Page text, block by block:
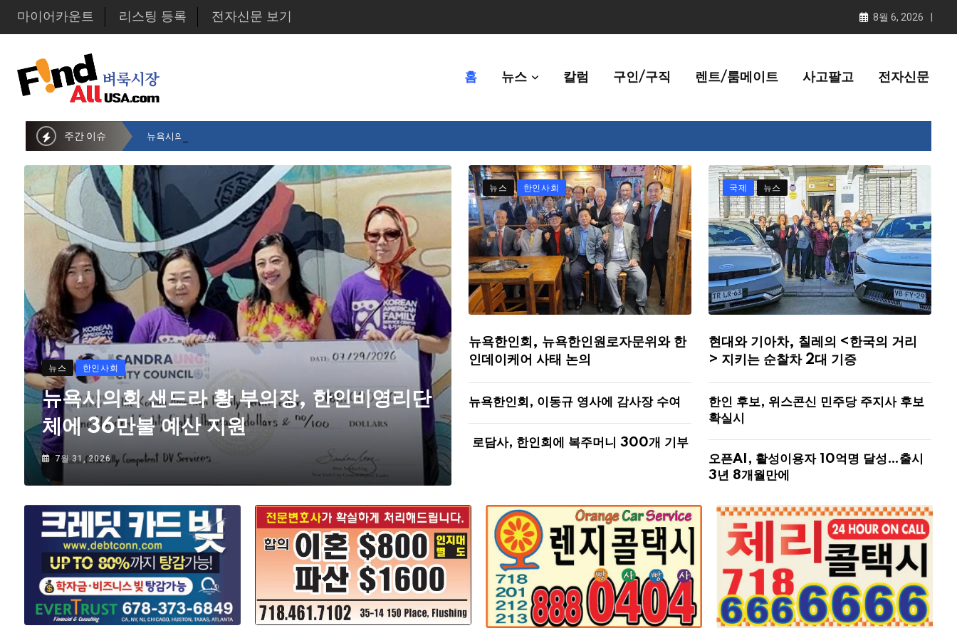
마이어카운트 리스팅 등록 전자신문 보기 8월 6, 2026
홈 뉴스 칼럼 구인/구직 렌트/룸메이트 사고팔고 전자신문
주간 이슈 뉴욕시의회 샌드라 황 부의장, 한인비영리단체에 36만불 예산 지원
뉴스 한인사회
뉴욕시의회 샌드라 황 부의장, 한인비영리단
체에 36만불 예산 지원
7월 31, 2026
뉴스 한인사회
뉴욕한인회, 뉴욕한인원로자문위와 한
인데이케어 사태 논의
뉴욕한인회, 이동규 영사에 감사장 수여
로담사, 한인회에 복주머니 300개 기부
국제 뉴스
현대와 기아차, 칠레의 <한국의 거리
> 지키는 순찰차 2대 기증
한인 후보, 위스콘신 민주당 주지사 후보
확실시
오픈AI, 활성이용자 10억명 달성…출시
3년 8개월만에